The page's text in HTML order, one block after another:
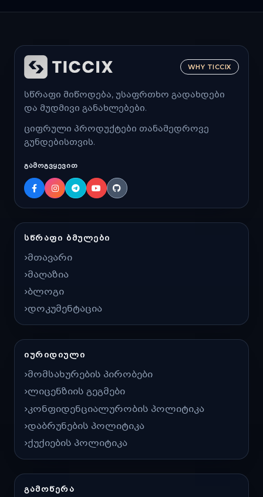
WHY TICCIX
სწრაფი მიწოდება, უსაფრთხო გადახდები
და მუდმივი განახლებები.
ციფრული პროდუქტები თანამედროვე
გუნდებისთვის.
ᲒᲐᲛᲝᲒᲕᲧᲔᲕᲘᲗ
ᲡᲬᲠᲐᲤᲘ ᲑᲛᲣᲚᲔᲑᲘ
მთავარი
მაღაზია
ბლოგი
დოკუმენტაცია
ᲘᲣᲠᲘᲓᲘᲣᲚᲘ
მომსახურების პირობები
ლიცენზიის გეგმები
კონფიდენციალურობის პოლიტიკა
დაბრუნების პოლიტიკა
ქუქიების პოლიტიკა
ᲒᲐᲛᲝᲬᲔᲠᲐ